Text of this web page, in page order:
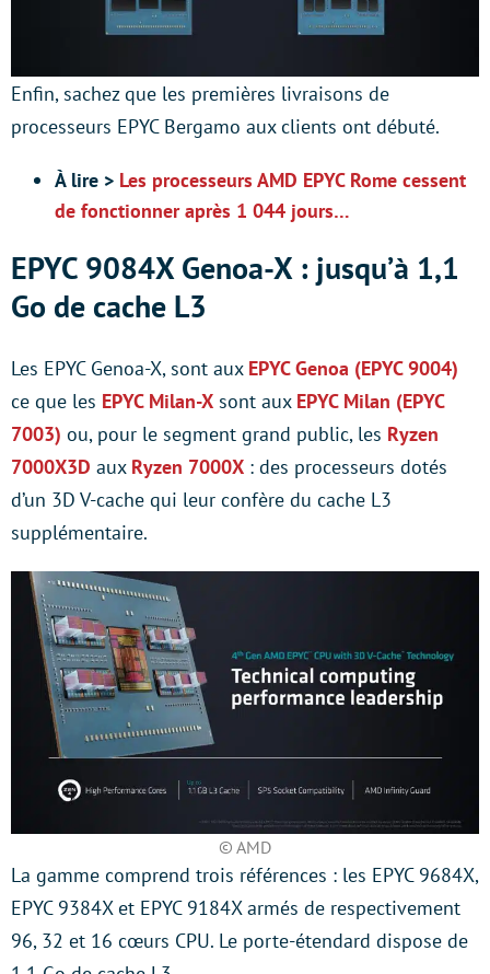
Enfin, sachez que les premières livraisons de
processeurs EPYC Bergamo aux clients ont débuté.
À lire > Les processeurs AMD EPYC Rome cessent
de fonctionner après 1 044 jours…
EPYC 9084X Genoa-X : jusqu’à 1,1
Go de cache L3
Les EPYC Genoa-X, sont aux EPYC Genoa (EPYC 9004)
ce que les EPYC Milan-X sont aux EPYC Milan (EPYC
7003) ou, pour le segment grand public, les Ryzen
7000X3D aux Ryzen 7000X : des processeurs dotés
d’un 3D V-cache qui leur confère du cache L3
supplémentaire.
© AMD
La gamme comprend trois références : les EPYC 9684X,
EPYC 9384X et EPYC 9184X armés de respectivement
96, 32 et 16 cœurs CPU. Le porte-étendard dispose de